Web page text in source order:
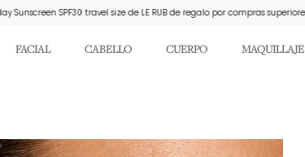
SPF30 travel size de LE RUB de regalo por compras superiores a 150€.
FACIAL CABELLO CUERPO MAQUILLAJE